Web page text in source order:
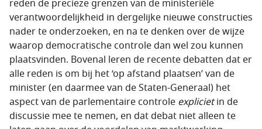
reden de precieze grenzen van de ministeriële
verantwoordelijkheid in dergelijke nieuwe constructies
nader te onderzoeken, en na te denken over de wijze
waarop democratische controle dan wel zou kunnen
plaatsvinden. Bovenal leren de recente debatten dat er
alle reden is om bij het ‘op afstand plaatsen’ van de
minister (en daarmee van de Staten-Generaal) het
aspect van de parlementaire controle explicietin de
discussie mee te nemen, en dat debat niet alleen te